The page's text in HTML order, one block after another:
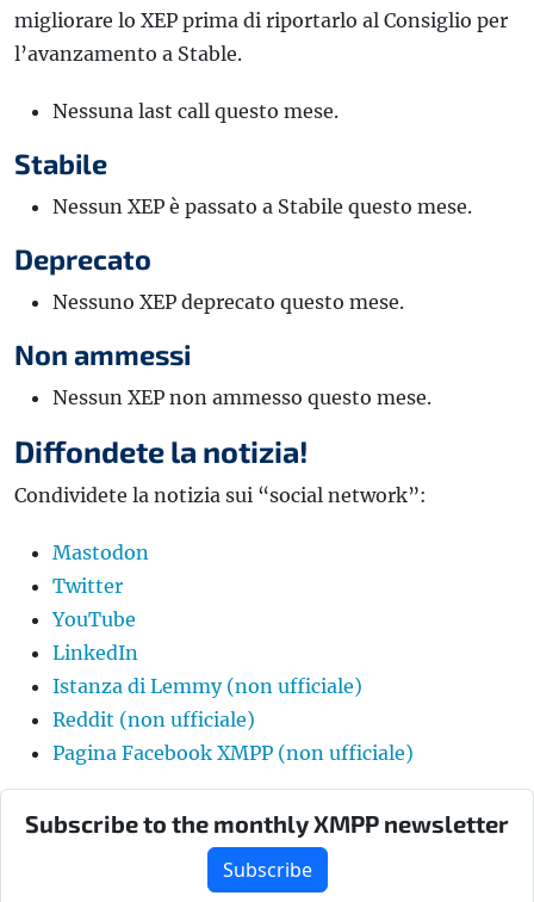
migliorare lo XEP prima di riportarlo al Consiglio per
l’avanzamento a Stable.
Nessuna last call questo mese.
Stabile
Nessun XEP è passato a Stabile questo mese.
Deprecato
Nessuno XEP deprecato questo mese.
Non ammessi
Nessun XEP non ammesso questo mese.
Diffondete la notizia!
Condividete la notizia sui “social network”:
Mastodon
Twitter
YouTube
LinkedIn
Istanza di Lemmy (non ufficiale)
Reddit (non ufficiale)
Pagina Facebook XMPP (non ufficiale)
Subscribe to the monthly XMPP newsletter
Subscribe